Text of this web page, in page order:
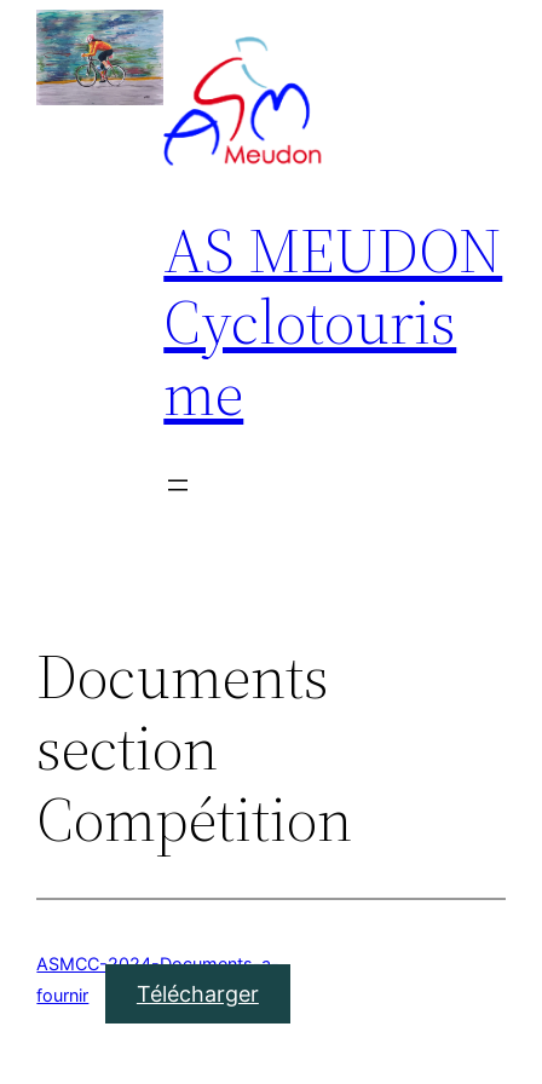
Aller
contenu
AS MEUDON
Cyclotouris
me
Documents
section
Compétition
ASMCC-2024-Documents-a-
fournir
Télécharger